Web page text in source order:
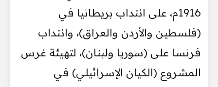
1916م، على انتداب بريطانيا في
(فلسطين والأردن والعراق)، وانتداب
فرنسا على (سوريا ولبنان)، لتهيئة غرس
المشروع (الكيان الإسرائيلي) في